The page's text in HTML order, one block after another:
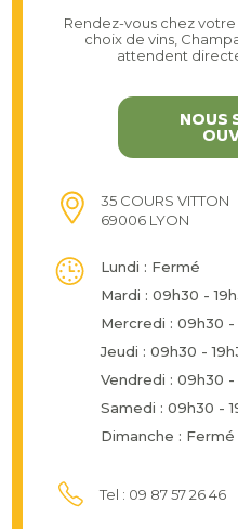
Rendez-vous chez votre
choix de vins,
attendent
NOUS
35 COURS VITTON
69006 LYON
Lundi : Fermé
Mardi : 09h30 -
Mercredi : 09h30 -
Jeudi : 09h30 -
Vendredi : 09h30 -
Samedi : 09h30 -
Dimanche : Fermé
Tel : 09 87 57 26 46